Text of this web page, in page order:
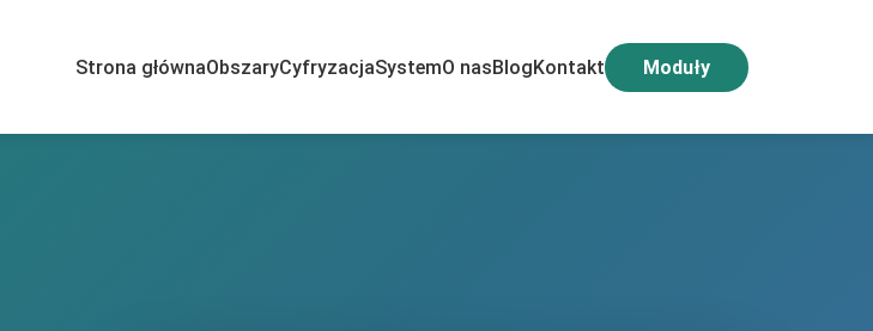
Strona głównaObszaryCyfryzacjaSystemO nasBlogKontakt Moduły